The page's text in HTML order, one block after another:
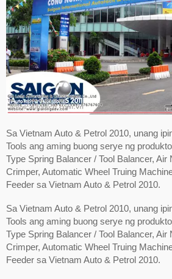
Sa Vietnam Auto & Petrol 2010, unang
Tools ang aming buong serye ng
Type Spring Balancer / Tool Balancer, Air
Crimper, Automatic Wheel Truing
Feeder sa Vietnam Auto & Petrol 2010.
Sa Vietnam Auto & Petrol 2010, unang
Tools ang aming buong serye ng
Type Spring Balancer / Tool Balancer, Air
Crimper, Automatic Wheel Truing
Feeder sa Vietnam Auto & Petrol 2010.